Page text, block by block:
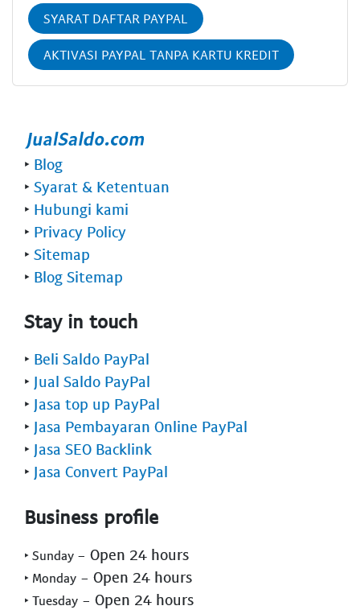
SYARAT DAFTAR PAYPAL
AKTIVASI PAYPAL TANPA KARTU KREDIT
‣ Blog
‣ Syarat & Ketentuan
‣ Hubungi kami
‣ Privacy Policy
‣ Sitemap
‣ Blog Sitemap
Stay in touch
‣ Beli Saldo PayPal
‣ Jual Saldo PayPal
‣ Jasa top up PayPal
‣ Jasa Pembayaran Online PayPal
‣ Jasa SEO Backlink
‣ Jasa Convert PayPal
Business profile
‣ Sunday - Open 24 hours
‣ Monday - Open 24 hours
‣ Tuesday - Open 24 hours